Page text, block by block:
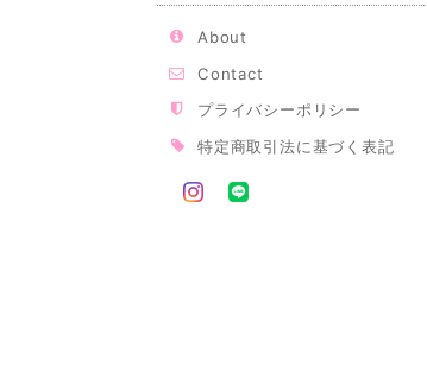
About
Contact
プライバシーポリシー
特定商取引法に基づく表記